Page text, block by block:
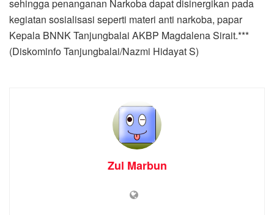
sehingga penanganan Narkoba dapat disinergikan pada
kegiatan sosialisasi seperti materi anti narkoba, papar
Kepala BNNK Tanjungbalai AKBP Magdalena Sirait.***
(Diskominfo Tanjungbalai/Nazmi Hidayat S)
Zul Marbun